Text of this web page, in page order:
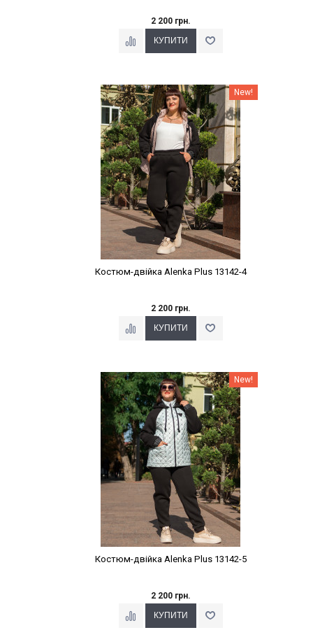
2 200 грн.
Наклейки Варіант з % New!
Костюм-двійка Alenka Plus 13142-4
2 200 грн.
Наклейки Варіант з % New!
Костюм-двійка Alenka Plus 13142-5
2 200 грн.